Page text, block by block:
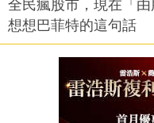
全民瘋股市，現在「
想想巴菲特的這句話